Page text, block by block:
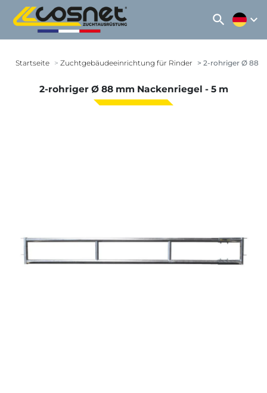
search expand_more
Startseite Zuchtgebäudeeinrichtung für Rinder 2-rohriger Ø 88
2-rohriger Ø 88 mm Nackenriegel - 5 m